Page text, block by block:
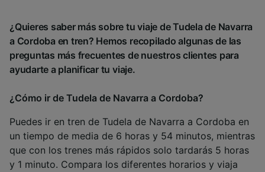
¿Quieres saber más sobre tu viaje de Tudela de Navarra
a Cordoba en tren? Hemos recopilado algunas de las
preguntas más frecuentes de nuestros clientes para
ayudarte a planificar tu viaje.
¿Cómo ir de Tudela de Navarra a Cordoba?
Puedes ir en tren de Tudela de Navarra a Cordoba en
un tiempo de media de 6 horas y 54 minutos, mientras
que con los trenes más rápidos solo tardarás 5 horas
y 1 minuto. Compara los diferentes horarios y viaja